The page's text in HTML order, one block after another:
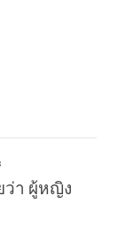
า ผู้หญิง